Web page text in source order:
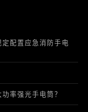
配置应急消防手电
率强光手电筒？